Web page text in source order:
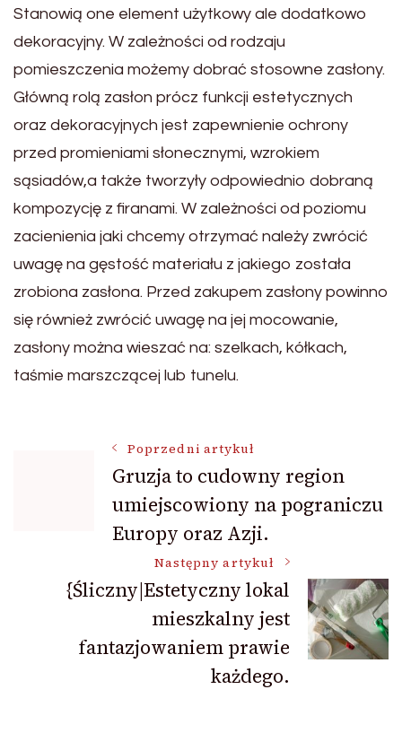
Stanowią one element użytkowy ale dodatkowo
dekoracyjny. W zależności od rodzaju
pomieszczenia możemy dobrać stosowne zasłony.
Główną rolą zasłon prócz funkcji estetycznych
oraz dekoracyjnych jest zapewnienie ochrony
przed promieniami słonecznymi, wzrokiem
sąsiadów,a także tworzyły odpowiednio dobraną
kompozycję z firanami. W zależności od poziomu
zacienienia jaki chcemy otrzymać należy zwrócić
uwagę na gęstość materiału z jakiego została
zrobiona zasłona. Przed zakupem zasłony powinno
się również zwrócić uwagę na jej mocowanie,
zasłony można wieszać na: szelkach, kółkach,
taśmie marszczącej lub tunelu.
Nawigacja
wpisu
Poprzedni artykuł
Gruzja to cudowny region
umiejscowiony na pograniczu
Europy oraz Azji.
Następny artykuł
{Śliczny|Estetyczny lokal
mieszkalny jest
fantazjowaniem prawie
każdego.